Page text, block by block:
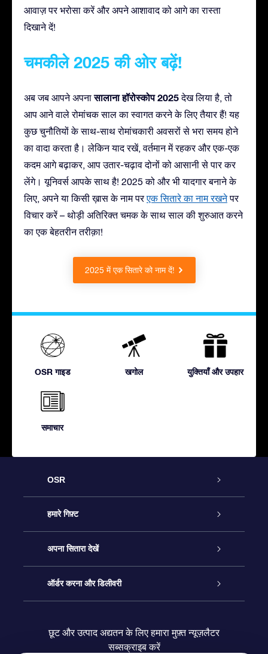
आवाज़ पर भरोसा करें और अपने आशावाद को आगे का रास्ता
दिखाने दें!
चमकीले 2025 की ओर बढ़ें!
अब जब आपने अपनासालाना हॉरोस्कोप 2025देख लिया है, तो
आप आने वाले रोमांचक साल का स्वागत करने के लिए तैयार हैं! यह
कुछ चुनौतियों के साथ-साथ रोमांचकारी अवसरों से भरा समय होने
का वादा करता है। लेकिन याद रखें, वर्तमान में रहकर और एक-एक
कदम आगे बढ़ाकर, आप उतार-चढ़ाव दोनों को आसानी से पार कर
लेंगे। यूनिवर्स आपके साथ है! 2025 को और भी यादगार बनाने के
लिए, अपने या किसी ख़ास के नाम परएक सितारे का नाम रखनेपर
विचार करें – थोड़ी अतिरिक्त चमक के साथ साल की शुरुआत करने
का एक बेहतरीन तरीक़ा!
2025 में एक सितारे को नाम दें!
OSR गाइड खगोल युक्तियाँ और उपहार
समाचार
OSR
ग्राहक सेवा
हमसे संपर्क करें
ब्लॉग
हमारे गिफ़्ट
ऑनलाइन स्टार गिफ़्ट
OSR गिफ़्ट पैक
अपना सितारा देखें
स्टार रजिस्टर
स्टार पेज को अपनी पसंद के मुताबिक तैयार करें
ऑर्डर करना और डिलीवरी
भुगतान जानकारी
छूट और उत्पाद अद्यतन के लिए हमारा मुफ़्त न्यूज़लैटर
सब्सक्राइब करें